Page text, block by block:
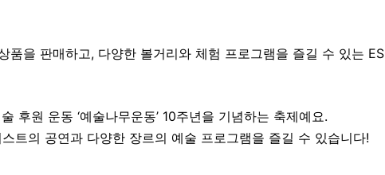
품을 판매하고, 다양한 볼거리와 체험 프로그램을 즐길 수 있는
후원 운동 ‘예술나무운동’ 10주년을 기념하는 축제예요.
트의 공연과 다양한 장르의 예술 프로그램을 즐길 수 있습니다!